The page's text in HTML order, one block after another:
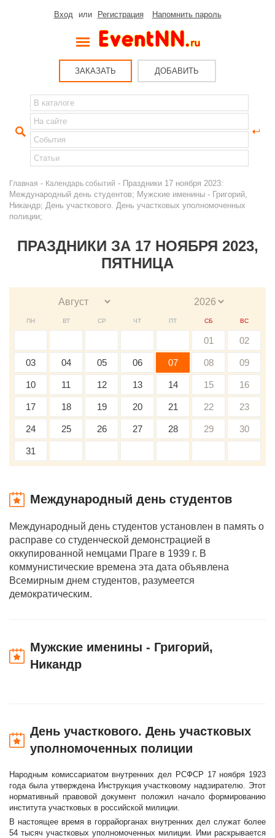
Вход или Регистрация Напомнить пароль
ЗАКАЗАТЬ ДОБАВИТЬ
Главная - Календарь событий - Праздники 17 ноября 2023:
Международный день студентов; Мужские именины - Григорий,
Никандр; День участкового. День участковых уполномоченных
полиции;
ПРАЗДНИКИ ЗА 17 НОЯБРЯ 2023,
ПЯТНИЦА
ПН ВТ СР ЧТ ПТ СБ ВС
01 02
03 04 05 06 07 08 09
10 11 12 13 14 15 16
17 18 19 20 21 22 23
24 25 26 27 28 29 30
31
Международный день студентов
Международный день студентов установлен в память о
расправе со студенческой демонстрацией в
оккупированной немцами Праге в 1939 г. В
коммунистические времена эта дата объявлена
Всемирным днем студентов, разумеется
демократическим.
Мужские именины - Григорий,
Никандр
День участкового. День участковых
уполномоченных полиции
Народным комиссариатом внутренних дел РСФСР 17 ноября 1923
года была утверждена Инструкция участковому надзирателю. Этот
нормативный правовой документ положил начало формированию
института участковых в российской милиции.
В настоящее время в горрайорганах внутренних дел служат более
54 тысяч участковых уполномоченных милиции. Ими раскрывается